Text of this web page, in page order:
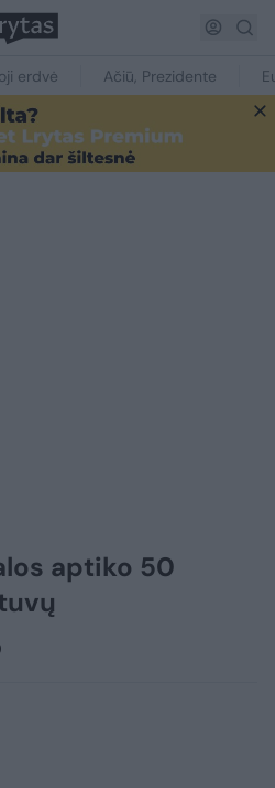
erdvė Ačiū, Prezidente
aptiko 50